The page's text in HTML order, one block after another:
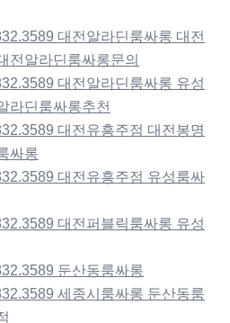
대전알라딘룸싸롱 대전
전알라딘룸싸롱문의
대전알라딘룸싸롱 유성
라딘룸싸롱추천
대전유흥주점 대전봉명
싸롱
대전유흥주점 유성룸싸
대전퍼블릭룸싸롱 유성
둔산동룸싸롱
세종시룸싸롱 둔산동룸